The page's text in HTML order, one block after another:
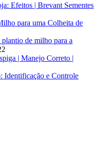
Efeitos | Brevant Sementes
para uma Colheita de
de milho para a
| Manejo Correto |
Identificação e Controle